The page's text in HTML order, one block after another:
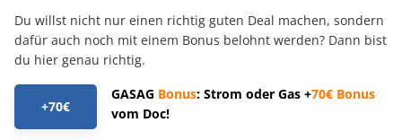
Du willst nicht nur einen richtig guten Deal machen, sondern
dafür auch noch mit einem Bonus belohnt werden? Dann bist
du hier genau richtig.
+70€
GASAG Bonus: Strom oder Gas +70€ Bonus
vom Doc!